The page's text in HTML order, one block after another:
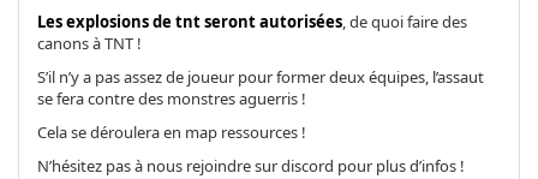
Les explosions de tnt seront autorisées, de quoi faire des
canons à TNT !
S’il n’y a pas assez de joueur pour former deux équipes, l’assaut
se fera contre des monstres aguerris !
Cela se déroulera en map ressources !
N’hésitez pas à nous rejoindre sur discord pour plus d’infos !